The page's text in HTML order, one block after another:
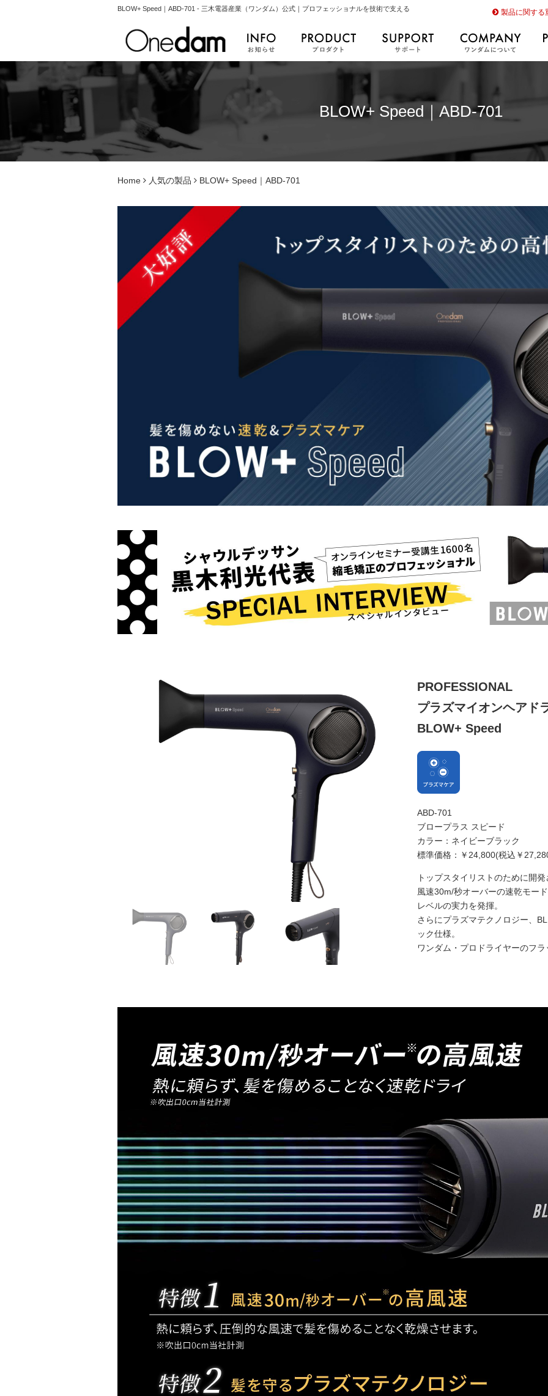
BLOW+ Speed｜ABD-701 - 三木電器産業（ワンダム）公式｜プロフェッショナルを技術で支える 製品に関する
BLOW+ Speed｜ABD-701
Home 人気の製品 BLOW+ Speed｜ABD-701
PROFESSIONAL
プラズマイオンヘアド
BLOW+ Speed
ABD-701
ブロープラス スピード
カラー：ネイビーブラック
標準価格：￥24,800(税込 ￥
トップスタイリストのために開
風速30m/秒オーバーの速乾モー
レベルの実力を発揮。
さらにプラズマテクノロジー、
ック仕様。
ワンダム・プロドライヤーのフ